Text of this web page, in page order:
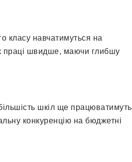
класу навчатимуться на
праці швидше, маючи глибшу
шкіл ще працюватимуть
конкуренцію на бюджетні